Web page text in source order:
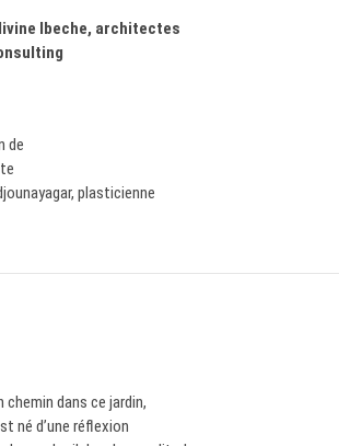
Ibeche, architectes
de
plasticienne
dans ce jardin,
né d’une réflexion